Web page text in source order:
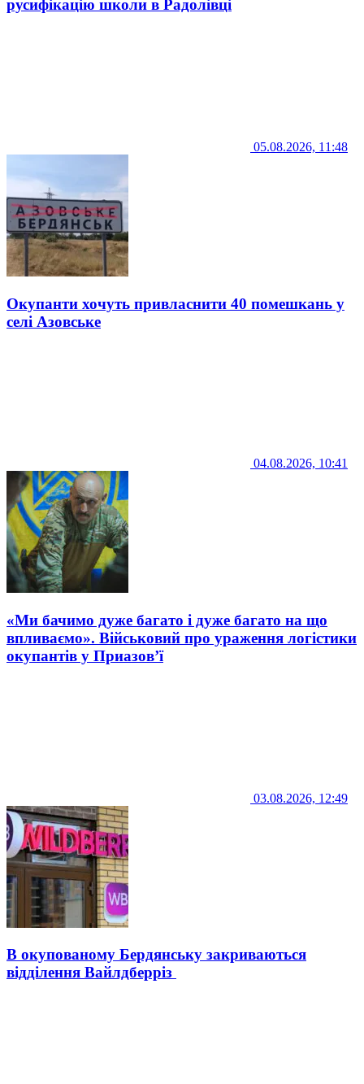
русифікацію школи в Радолівці
05.08.2026, 11:48
Окупанти хочуть привласнити 40 помешкань у
селі Азовське
04.08.2026, 10:41
«Ми бачимо дуже багато і дуже багато на що
впливаємо». Військовий про ураження логістики
окупантів у Приазов’ї
03.08.2026, 12:49
В окупованому Бердянську закриваються
відділення Вайлдберріз